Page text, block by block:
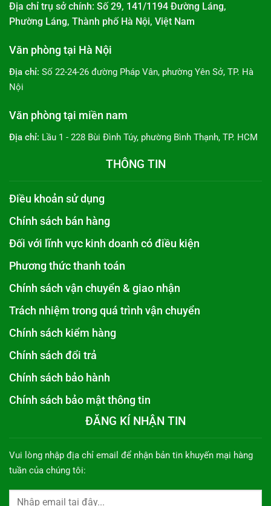
Địa chỉ trụ sở chính: Số 29, 141/1194 Đường Láng,
Phường Láng, Thành phố Hà Nội, Việt Nam
Văn phòng tại Hà Nội
Địa chỉ: Số 22-24-26 đường Pháp Vân, phường Yên Sở, TP. Hà
Nội
Văn phòng tại miền nam
Địa chỉ: Lầu 1 - 228 Bùi Đình Túy, phường Bình Thạnh, TP. HCM
THÔNG TIN
Điều khoản sử dụng
Chính sách bán hàng
Đối với lĩnh vực kinh doanh có điều kiện
Phương thức thanh toán
Chính sách vận chuyển & giao nhận
Trách nhiệm trong quá trình vận chuyển
Chính sách kiểm hàng
Chính sách đổi trả
Chính sách bảo hành
Chính sách bảo mật thông tin
ĐĂNG KÍ NHẬN TIN
Vui lòng nhập địa chỉ email để nhận bản tin khuyến mại hàng
tuần của chúng tôi: